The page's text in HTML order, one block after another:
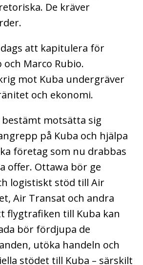
De kräver
att kapitulera för
Marco Rubio.
mot Kuba undergräver
och ekonomi.
bestämt motsätta sig
på Kuba och hjälpa
företag som nu drabbas
offer. Ottawa bör ge
logistiskt stöd till Air
Air Transat och andra
flygtrafiken till Kuba kan
bör fördjupa de
utöka handeln och
stödet till Kuba – särskilt